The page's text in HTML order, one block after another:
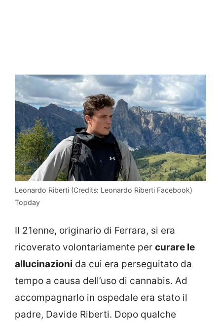
Leonardo Riberti (Credits: Leonardo Riberti Facebook)
Topday
Il 21enne, originario di Ferrara, si era
ricoverato volontariamente per curare le
allucinazioni da cui era perseguitato da
tempo a causa dell’uso di cannabis. Ad
accompagnarlo in ospedale era stato il
padre, Davide Riberti. Dopo qualche